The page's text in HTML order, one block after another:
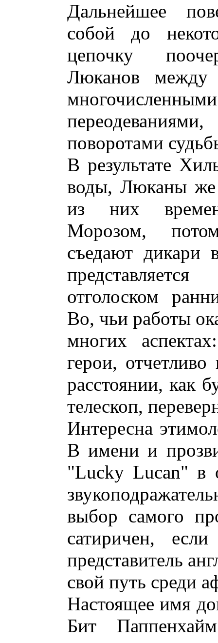
Дальнейшее
собой до
цепочку
Люканов
поворотами
В результате
воды, Люканы же
из них
Морозом,
съедают
отголоском
Во, чьи работы
многих
герои,
расстоянии, как
телескоп,
Интересна
В имени и
"Lucky Lucan" в
выбор самого
сатиричен,
представитель
свой путь среди
Настоящее имя
Бит